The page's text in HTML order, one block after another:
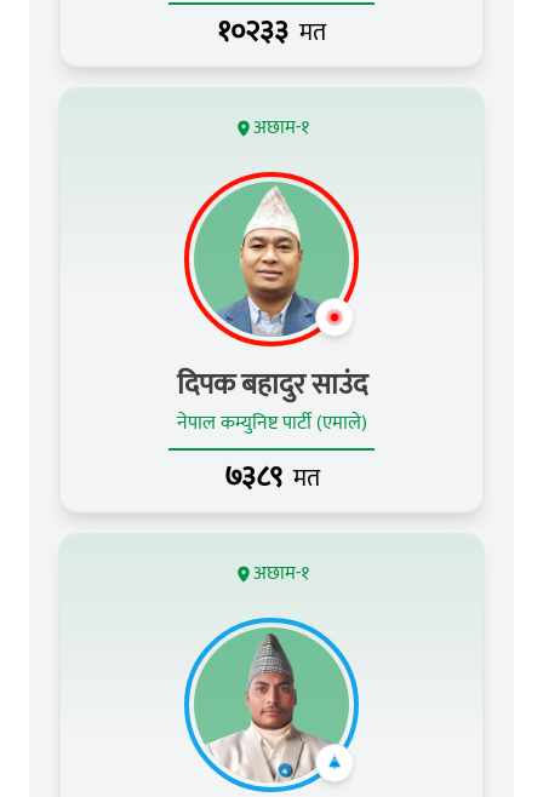
१०२३३ मत
अछाम-१
दिपक बहादुर साउंद
नेपाल कम्युनिष्ट पार्टी (एमाले)
७३८९ मत
अछाम-१